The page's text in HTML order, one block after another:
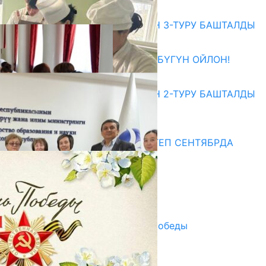
Абитуриент
ЖОЖДОРГО КАБЫЛ АЛУУНУН 3-ТУРУ БАШТАЛДЫ
27.07.2026
ӨЗҮҢДҮН КЕЛЕЧЕГИҢ ҮЧҮН БҮГҮН ОЙЛОН!
20.07.2026
ЖОЖДОРГО КАБЫЛ АЛУУНУН 2-ТУРУ БАШТАЛДЫ
20.07.2026
Медиа
СУЗАКТА 750 ОРУНДУУ МЕКТЕП СЕНТЯБРДА
ПАЙДАЛАНУУГА БЕРИЛЕТ
07.08.2025
Улуу Жеңиштин жандуу сөзү
29.04.2025
Награды в преддверии Дня Победы
29.04.2025